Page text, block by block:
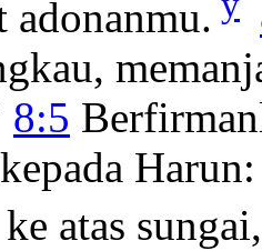
adonanmu.
8:5
ke atas